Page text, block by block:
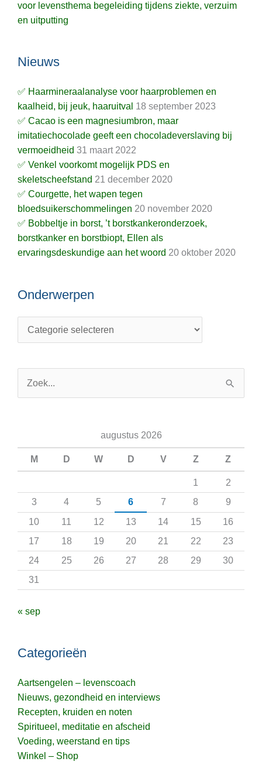
voor levensthema begeleiding tijdens ziekte, verzuim
en uitputting
Nieuws
✅ Haarmineraalanalyse voor haarproblemen en
kaalheid, bij jeuk, haaruitval 18 september 2023
✅ Cacao is een magnesiumbron, maar
imitatiechocolade geeft een chocoladeverslaving bij
vermoeidheid 31 maart 2022
✅ Venkel voorkomt mogelijk PDS en
skeletscheefstand 21 december 2020
✅ Courgette, het wapen tegen
bloedsuikerschommelingen 20 november 2020
✅ Bobbeltje in borst, ’t borstkankeronderzoek,
borstkanker en borstbiopt, Ellen als
ervaringsdeskundige aan het woord 20 oktober 2020
Onderwerpen
Zoek
naar:
augustus 2026
M D W D V Z Z
1
2
3
4 5 6 7 8
9
10
11 12 13 14 15
16
17
18 19 20 21 22
23
24
25 26 27 28 29
30
31
« sep
Categorieën
Aartsengelen – levenscoach
Nieuws, gezondheid en interviews
Recepten, kruiden en noten
Spiritueel, meditatie en afscheid
Voeding, weerstand en tips
Winkel – Shop